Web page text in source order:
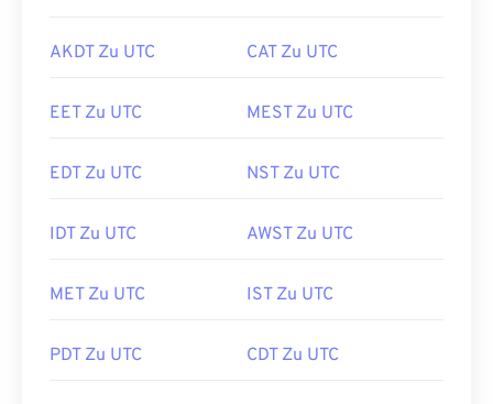
AKDT Zu UTC CAT Zu UTC
EET Zu UTC MEST Zu UTC
EDT Zu UTC NST Zu UTC
IDT Zu UTC AWST Zu UTC
MET Zu UTC IST Zu UTC
PDT Zu UTC CDT Zu UTC